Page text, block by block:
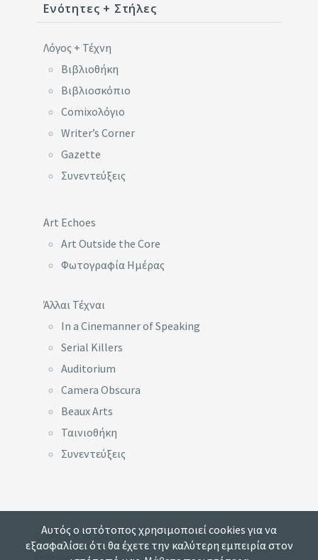
Ενότητες + Στήλες
Λόγος + Τέχνη
Βιβλιοθήκη
Βιβλιοσκόπιο
Comixoλόγιο
Writer’s Corner
Gazette
Συνεντεύξεις
Art Echoes
Art Outside the Core
Φωτογραφία Ημέρας
Άλλαι Τέχναι
In a Cinemanner of Speaking
Serial Killers
Auditorium
Camera Obscura
Beaux Arts
Ταινιοθήκη
Συνεντεύξεις
Copyright © 2013-2024 Artcore magazine. All rights
Αυτός ο ιστότοπος χρησιμοποιεί cookies για να
εξασφαλίσει ότι θα έχετε την καλύτερη εμπειρία στον